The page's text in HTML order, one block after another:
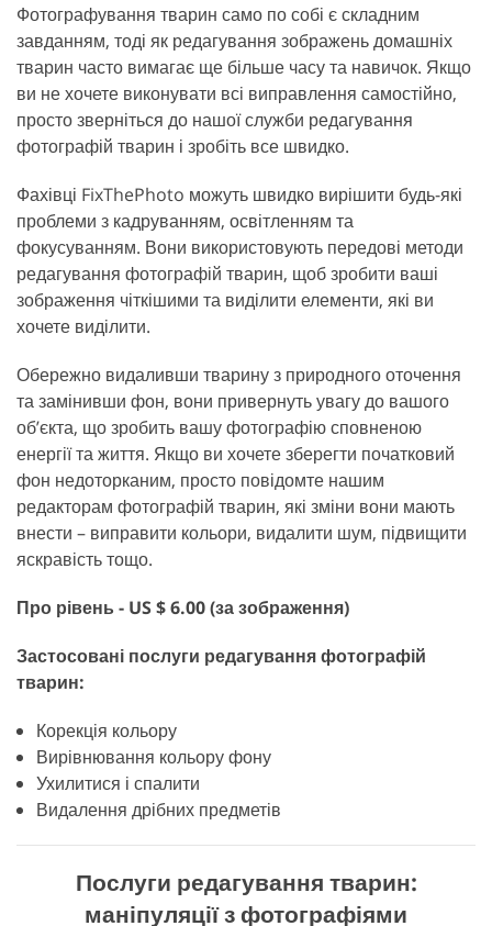
Фотографування тварин само по собі є складним
завданням, тоді як редагування зображень домашніх
тварин часто вимагає ще більше часу та навичок. Якщо
ви не хочете виконувати всі виправлення самостійно,
просто зверніться до нашої служби редагування
фотографій тварин і зробіть все швидко.
Фахівці FixThePhoto можуть швидко вирішити будь-які
проблеми з кадруванням, освітленням та
фокусуванням. Вони використовують передові методи
редагування фотографій тварин, щоб зробити ваші
зображення чіткішими та виділити елементи, які ви
хочете виділити.
Обережно видаливши тварину з природного оточення
та замінивши фон, вони привернуть увагу до вашого
об’єкта, що зробить вашу фотографію сповненою
енергії та життя. Якщо ви хочете зберегти початковий
фон недоторканим, просто повідомте нашим
редакторам фотографій тварин, які зміни вони мають
внести – виправити кольори, видалити шум, підвищити
яскравість тощо.
Про рівень - US $ 6.00 (за зображення)
Застосовані послуги редагування фотографій
тварин:
Корекція кольору
Вирівнювання кольору фону
Ухилитися і спалити
Видалення дрібних предметів
Послуги редагування тварин:
маніпуляції з фотографіями